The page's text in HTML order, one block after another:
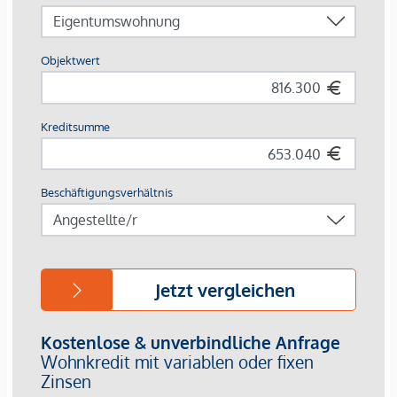
entspannten Ver-weilen ein und bieten einen naturnahen
Treffpunkt für alle Generationen. Ein einladender
glückliche Kindermomente – direkt in der Wohnanlage,
sodass die Kinder sorgenfrei und sicher spielen können. Bei
Materialien gelegt.
Die exklusive Nutzung durch die BewohnerInnen macht
diese Innenhof-Ruheoase zu einem besonderen Asset des
Projekts und sorgt für eine außer-gewöhnliche
Wohnqualität. Erleben Sie modernes Wohnen mit grünem
IHR ZUHAUSE MIT WEITBLICK UND
FREIRAUM
Im GRAND GARDEN wohnen Sie nicht nur – Sie erleben
jeden Tag aufs Neue die perfekte Symbiose aus modernem
Lifestyle und historischem Flair. Ein besonderes Merkmal